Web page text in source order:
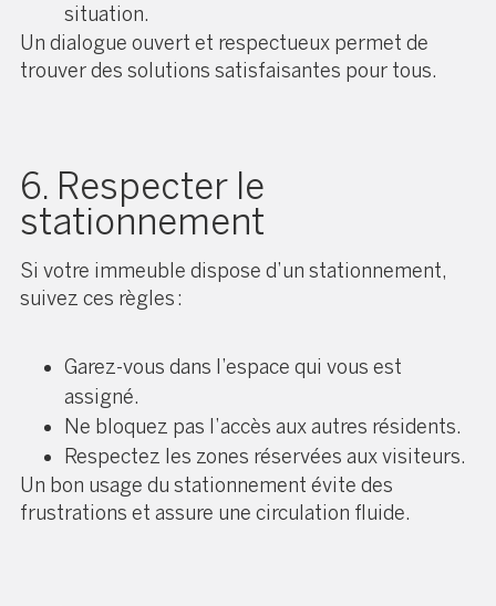
situation.
Un dialogue ouvert et respectueux permet de
trouver des solutions satisfaisantes pour tous.
6. Respecter le
stationnement
Si votre immeuble dispose d’un stationnement,
suivez ces règles :
Garez-vous dans l’espace qui vous est
assigné.
Ne bloquez pas l’accès aux autres résidents.
Respectez les zones réservées aux visiteurs.
Un bon usage du stationnement évite des
frustrations et assure une circulation fluide.